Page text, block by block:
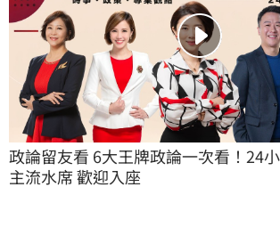
政論留友看 6大王牌政論一次看！24
主流水席 歡迎入座